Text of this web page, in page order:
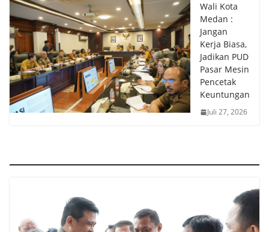
Wali Kota
Medan :
Jangan
Kerja Biasa,
Jadikan PUD
Pasar Mesin
Pencetak
Keuntungan
Juli 27, 2026